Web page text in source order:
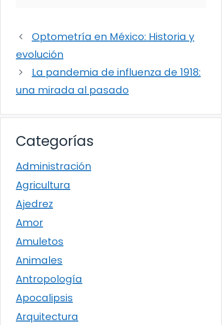
Optometría en México: Historia y
evolución
La pandemia de influenza de 1918:
una mirada al pasado
Categorías
Administración
Agricultura
Ajedrez
Amor
Amuletos
Animales
Antropología
Apocalipsis
Arquitectura